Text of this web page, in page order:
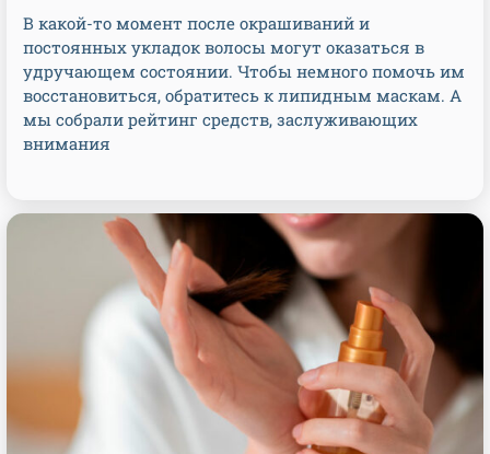
В какой-то момент после окрашиваний и
постоянных укладок волосы могут оказаться в
удручающем состоянии. Чтобы немного помочь им
восстановиться, обратитесь к липидным маскам. А
мы собрали рейтинг средств, заслуживающих
внимания